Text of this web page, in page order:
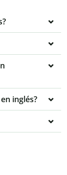
inglés?